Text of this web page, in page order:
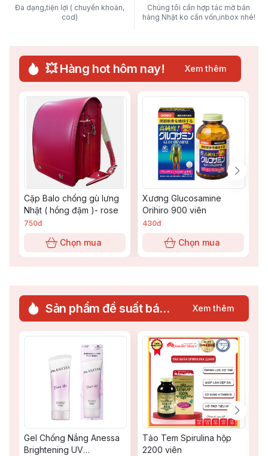
Đa dạng,tiện lợi ( chuyển khoản,
cod)
Chúng tôi cần hợp tác mở bán
hàng Nhật ko cần vốn,inbox nhé!
💥 Hàng hot hôm nay! Xem thêm
Cặp Balo chống gù lưng
Nhật ( hồng đậm )- rose
750đ
Chọn mua
Xương Glucosamine
Orihiro 900 viên
430đ
Chọn mua
Sản phẩm đề suất bán chạy Xem thêm
Gel Chống Nắng Anessa
Brightening UV
Tảo Tem Spirulina hộp
2200 viên